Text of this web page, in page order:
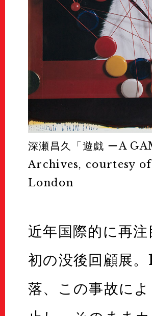
深瀬昌久「遊戯 ーA
Archives​, courtesy
London
近年国際的に再
初の没後回顧展
落、この事故に
About
Contact
お問い合わせ
For
パスポート/チケッ